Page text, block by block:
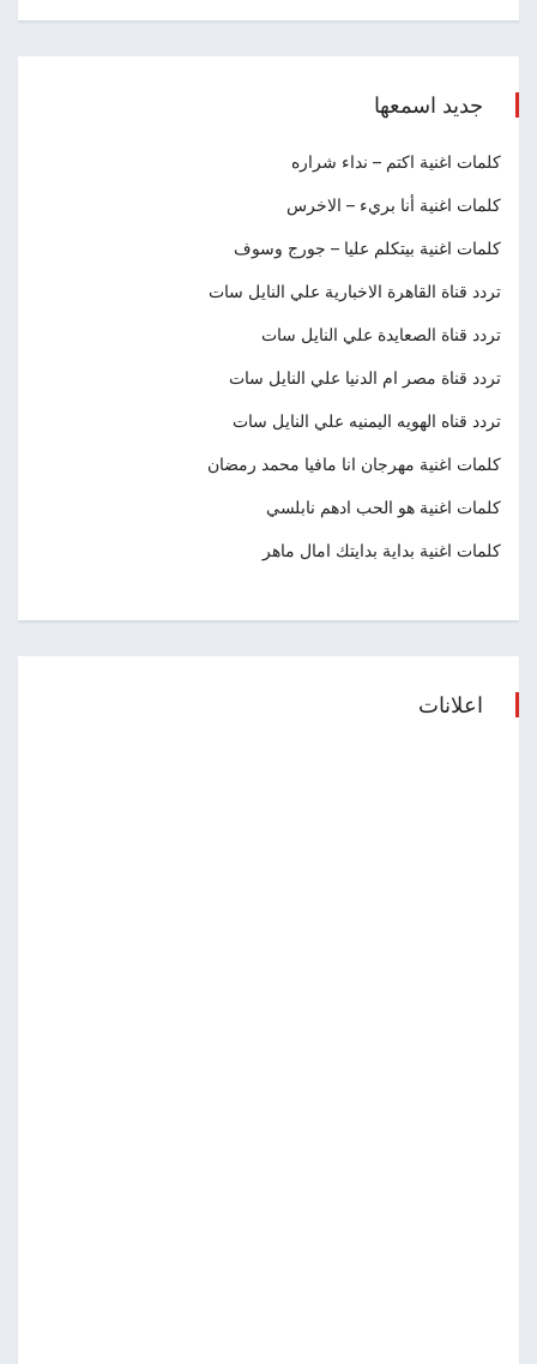
جديد اسمعها
كلمات اغنية اكتم – نداء شراره
كلمات اغنية أنا بريء – الاخرس
كلمات اغنية بيتكلم عليا – جورج وسوف
تردد قناة القاهرة الاخبارية علي النايل سات
تردد قناة الصعايدة علي النايل سات
تردد قناة مصر ام الدنيا علي النايل سات
تردد قناه الهويه اليمنيه علي النايل سات
كلمات اغنية مهرجان انا مافيا محمد رمضان
كلمات اغنية هو الحب ادهم نابلسي
كلمات اغنية بداية بدايتك امال ماهر
اعلانات